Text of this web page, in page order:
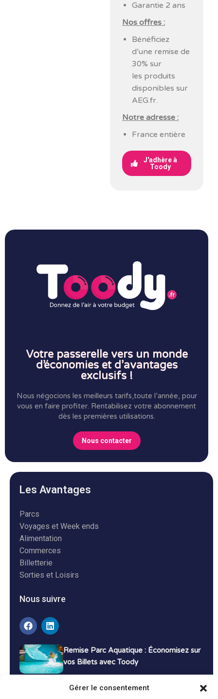
Gérer le consentement
Garantie 2 ans
Nos offres :
Bénéficiez
d’une remise de
30% sur
les produits
disponibles sur
AEG.fr.
Notre adresse :
France entière
J'adhère à
Toody
Votre passerelle vers un monde
d’économies et d’avantages
exclusifs !
Nous négocions les meilleurs tarifs,toute l’année, pour
vous en faire profiter. Rentabilisez votre abonnement
dès les premières utilisations.
Nous contacter
Les Avantages
Parcs
Voyages et Week ends
Alimentation
Commerces
Billetterie
Sorties et Loisirs
Nous suivre
Remise Parc Aquatique : Économisez sur
vos Billets avec Toody